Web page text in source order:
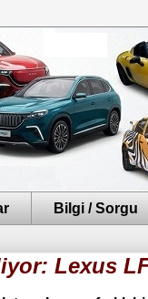
Bilgi / Sorgu
Lexus